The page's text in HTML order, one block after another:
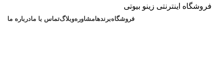
فروشگاه اینترنتی زینو بیوتی
فروشگاهبرندهامشاورهوبلاگتماس با مادرباره ما